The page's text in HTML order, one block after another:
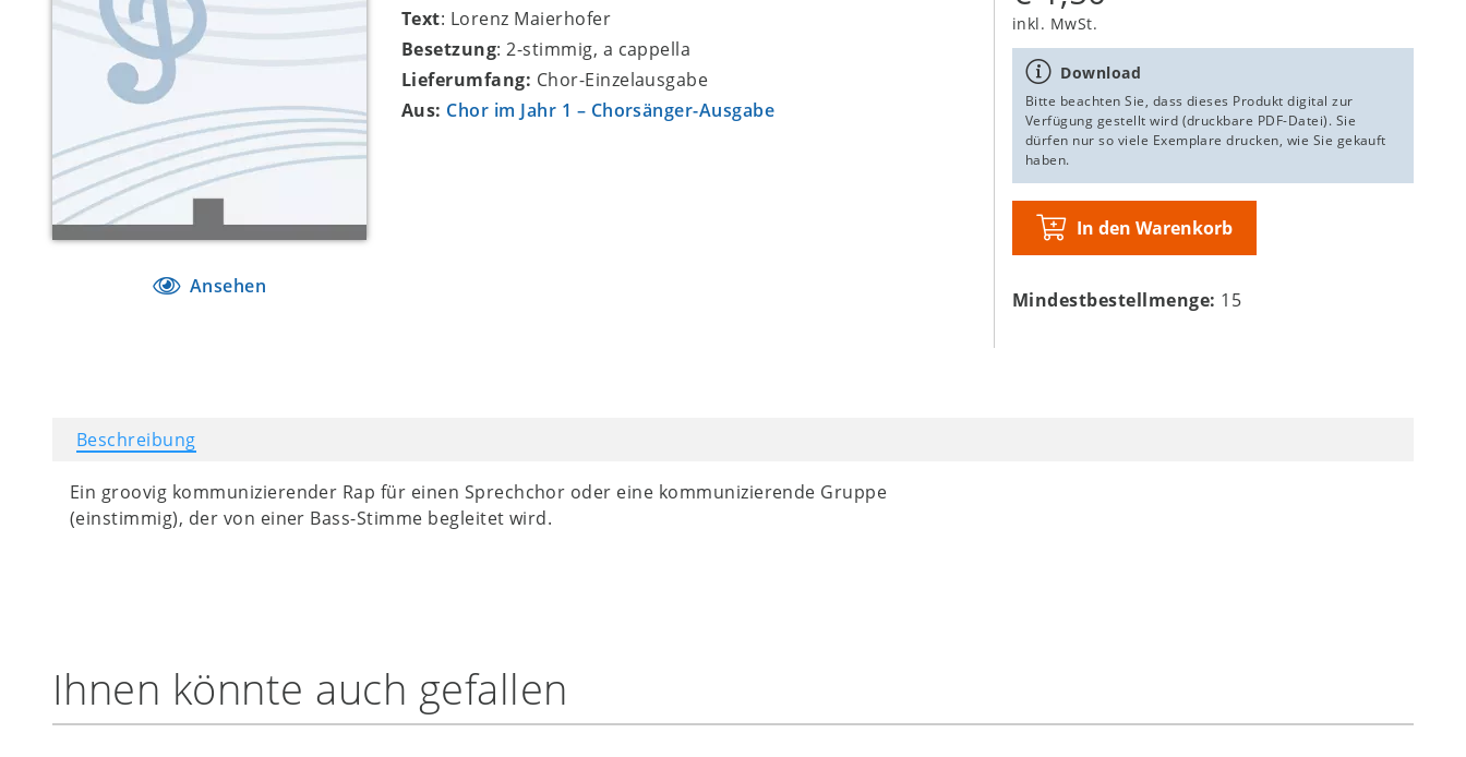
Ansehen
Text: Lorenz Maierhofer
Besetzung: 2-stimmig, a cappella
Lieferumfang: Chor-Einzelausgabe
Aus: Chor im Jahr 1 – Chorsänger-Ausgabe
inkl. MwSt.
Download
Bitte beachten Sie, dass dieses Produkt digital zur
Verfügung gestellt wird (druckbare PDF-Datei). Sie
dürfen nur so viele Exemplare drucken, wie Sie gekauft
haben.
In den Warenkorb
Mindestbestellmenge: 15
Beschreibung
Ein groovig kommunizierender Rap für einen Sprechchor oder eine kommunizierende Gruppe
(einstimmig), der von einer Bass-Stimme begleitet wird.
Ihnen könnte auch gefallen